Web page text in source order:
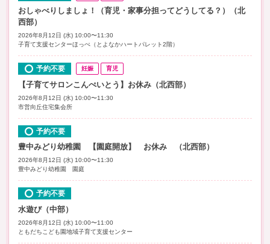
おしゃべりしましょ！（育児・家事分担ってどうしてる？）（北
西部）
2026年8月12日 (水) 10:00〜11:30
子育て支援センターほっぺ（とよなかハートパレット2階）
予約不要 妊娠 育児
【子育てサロンこんぺいとう】お休み（北西部）
2026年8月12日 (水) 10:00〜11:30
市営向丘住宅集会所
予約不要
豊中みどり幼稚園 【園庭開放】 お休み （北西部）
2026年8月12日 (水) 10:00〜11:30
豊中みどり幼稚園 園庭
予約不要
水遊び（中部）
2026年8月12日 (水) 10:00〜11:00
ともだちこども園地域子育て支援センター